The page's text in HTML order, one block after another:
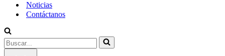
Noticias
Contáctanos
Buscar...